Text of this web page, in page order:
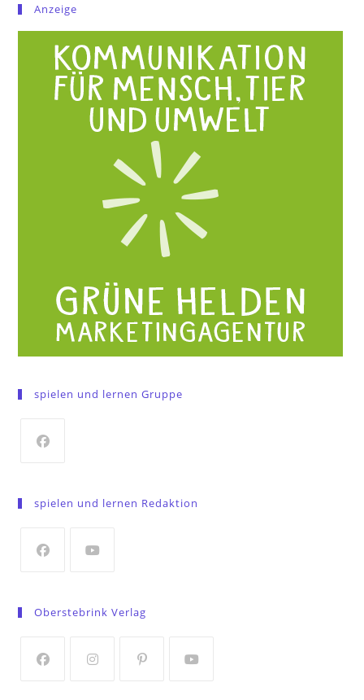
Anzeige
spielen und lernen Gruppe
a
tab
spielen und lernen Redaktion
a
tab
tab
Oberstebrink Verlag